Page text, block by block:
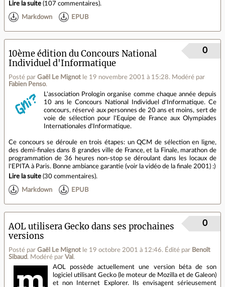
Lire la suite (107 commentaires).
Markdown EPUB
10ème édition du Concours National
Individuel d'Informatique
Posté par Gaël Le Mignot le 19 novembre 2001 à 15:28. Modéré par
Fabien Penso.
0
L'association Prologin organise comme chaque année depuis
10 ans le Concours National Individuel d'Informatique. Ce
concours, réservé aux personnes de 20 ans et moins, sert de
voie de sélection pour l'Equipe de France aux Olympiades
Internationales d'Informatique.
Ce concours se déroule en trois étapes: un QCM de sélection en ligne,
des demi-finales dans 8 grandes ville de France, et la Finale, marathon de
programmation de 36 heures non-stop se déroulant dans les locaux de
l'EPITA à Paris. Bonne ambiance garantie (voir la vidéo de la finale 2001) :)
Lire la suite (30 commentaires).
Markdown EPUB
AOL utilisera Gecko dans ses prochaines
versions
Posté par Gaël Le Mignot le 19 octobre 2001 à 12:46. Édité par Benoît
Sibaud. Modéré par Val .
0
AOL possède actuellement une version béta de son
logiciel utilisant Gecko (le moteur de Mozilla et de Galeon)
et non Internet Explorer. Ils envisagent sérieusement